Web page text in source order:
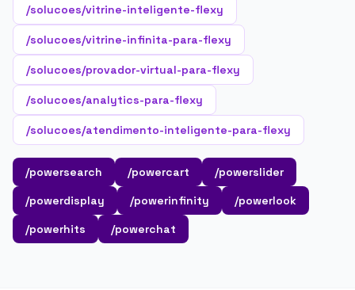
/solucoes/vitrine-inteligente-flexy
/solucoes/vitrine-infinita-para-flexy
/solucoes/provador-virtual-para-flexy
/solucoes/analytics-para-flexy
/solucoes/atendimento-inteligente-para-flexy
/powersearch /powercart
/powerslider
/powerdisplay
/powerinfinity
/powerlook
/powerhits
/powerchat